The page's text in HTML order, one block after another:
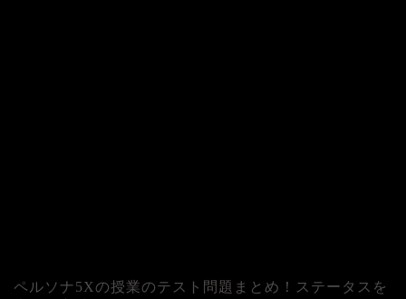
ペルソナ5Xの授業のテスト問題まとめ！ステータスを